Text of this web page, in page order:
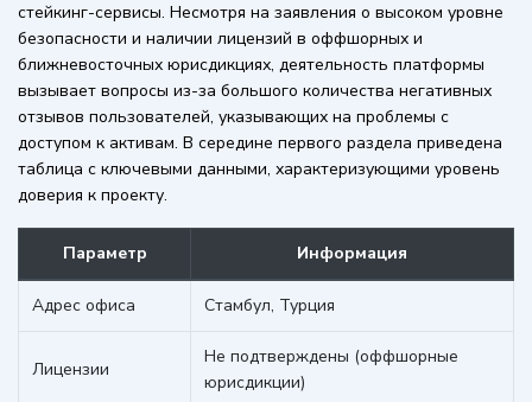
стейкинг-сервисы. Несмотря на заявления о высоком уровне
безопасности и наличии лицензий в оффшорных и
ближневосточных юрисдикциях, деятельность платформы
вызывает вопросы из-за большого количества негативных
отзывов пользователей, указывающих на проблемы с
доступом к активам. В середине первого раздела приведена
таблица с ключевыми данными, характеризующими уровень
доверия к проекту.
Параметр Информация
Адрес офиса Стамбул, Турция
Лицензии
Не подтверждены (оффшорные
юрисдикции)